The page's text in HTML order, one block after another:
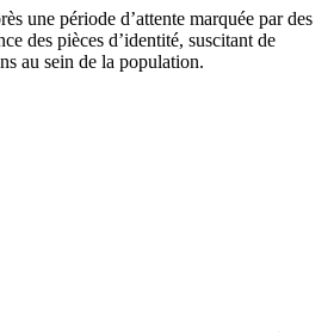
une période d’attente marquée par des
des pièces d’identité, suscitant de
au sein de la population.